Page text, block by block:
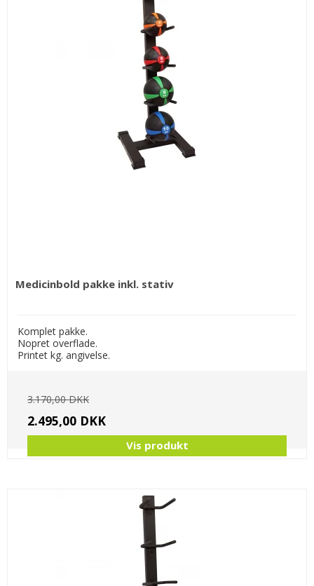
Medicinbold pakke inkl. stativ
Komplet pakke.
Nopret overflade.
Printet kg. angivelse.
3.170,00 DKK
2.495,00 DKK
Vis produkt